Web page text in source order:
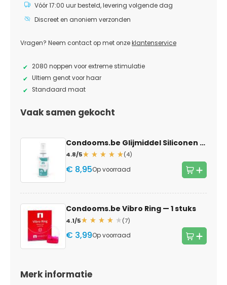
Vóór 17:00 uur besteld, levering volgende dag
Discreet en anoniem verzonden
Vragen? Neem contact op met onzeklantenservice
2080 noppen voor extreme stimulatie
Ultiem genot voor haar
Standaard maat
Vaak samen gekocht
Condooms.be Glijmiddel Siliconen
—
4.8/5 (4)
€ 8,95Op voorraad
Condooms.be Vibro Ring — 1 stuks
4.1/5 (7)
€ 3,99Op voorraad
Merk informatie